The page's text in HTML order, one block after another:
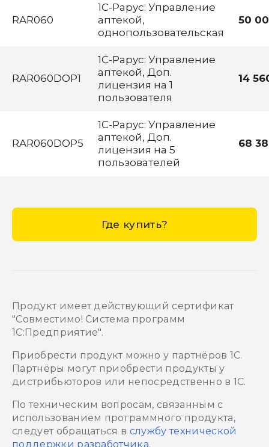
RAR060
1С-Рарус: Управление
аптекой,
однопользовательская
50
RAR060DOP1
1С-Рарус: Управление
аптекой, Доп.
лицензия на 1
пользователя
14
RAR060DOP5
1С-Рарус: Управление
аптекой, Доп.
лицензия на 5
пользователей
68
Где купить?
Продукт имеет действующий сертификат
"Совместимо! Система программ
1С:Предприятие".
Приобрести продукт можно у партнёров 1С.
Партнёры могут приобрести продукты у
дистрибьюторов или непосредственно в 1С.
По техническим вопросам, связанным с
использованием программного продукта,
следует обращаться в службу технической
поддержки разработчика.